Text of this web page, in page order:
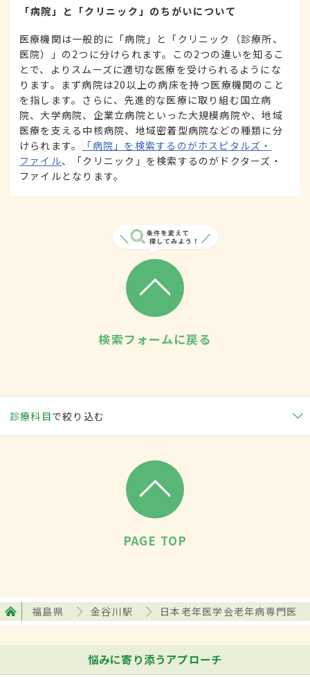
「病院」と「クリニック」のちがいについて
医療機関は一般的に「病院」と「クリニック（診療所、
医院）」の2つに分けられます。この2つの違いを知るこ
とで、よりスムーズに適切な医療を受けられるようにな
ります。まず病院は20以上の病床を持つ医療機関のこと
を指します。さらに、先進的な医療に取り組む国立病
院、大学病院、企業立病院といった大規模病院や、地域
医療を支える中核病院、地域密着型病院などの種類に分
けられます。
「病院」を検索するのがホスピタルズ・
ファイル、「クリニック」を検索するのがドクターズ・
ファイルとなります。
検索フォームに戻る
診療科目で絞り込む
PAGE TOP
福島県 金谷川駅 日本老年医学会老年病専門医
悩みに寄り添うアプローチ